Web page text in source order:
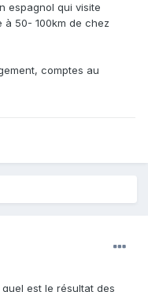
espagnol qui visite
à 50- 100km de chez
comptes au
est le résultat des